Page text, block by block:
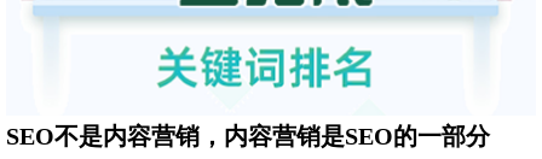
SEO不是内容营销，内容营销是SEO的一部分